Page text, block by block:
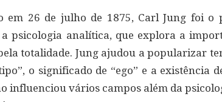
em 26 de julho de 1875, Carl Jung foi o
psicologia analítica, que explora a
totalidade. Jung ajudou a popularizar
o significado de “ego” e a existência
influenciou vários campos além da